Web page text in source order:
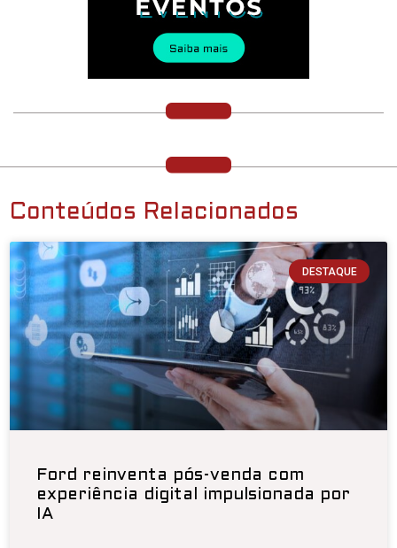
Conteúdos Relacionados
DESTAQUE
Ford reinventa pós-venda com
experiência digital impulsionada por
IA